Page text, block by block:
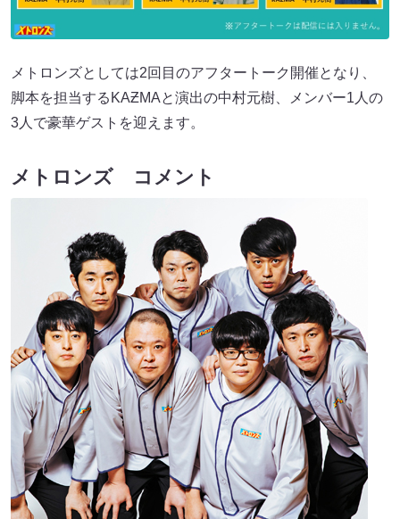
メトロンズとしては2回目のアフタートーク開催となり、
脚本を担当するKAƵMAと演出の中村元樹、メンバー1人の
3人で豪華ゲストを迎えます。
メトロンズ コメント